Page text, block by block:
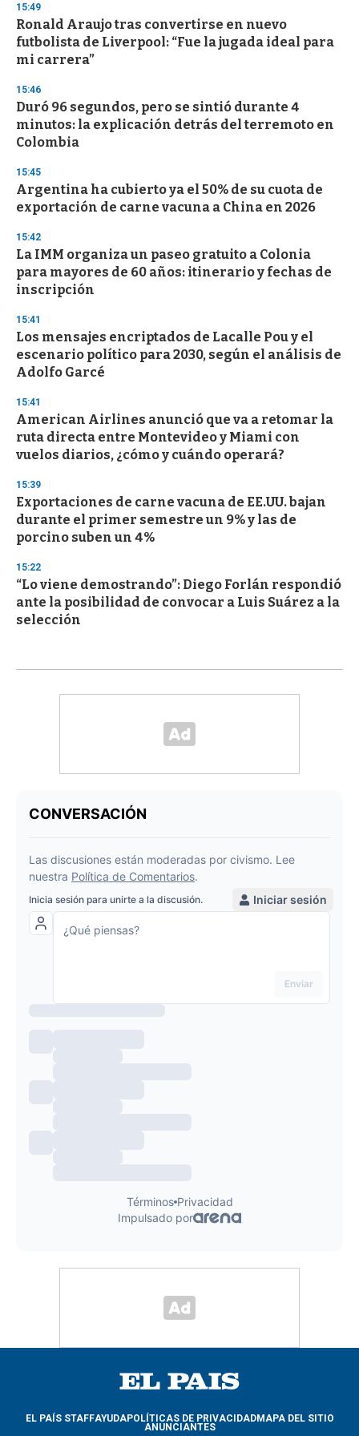
d
s
o
f
3
s
e
c
o
n
15:49
Ronald Araujo tras convertirse en nuevo
futbolista de Liverpool: “Fue la jugada ideal para
mi carrera”
15:46
Duró 96 segundos, pero se sintió durante 4
minutos: la explicación detrás del terremoto en
Colombia
15:45
Argentina ha cubierto ya el 50% de su cuota de
exportación de carne vacuna a China en 2026
15:42
La IMM organiza un paseo gratuito a Colonia
para mayores de 60 años: itinerario y fechas de
inscripción
15:41
Los mensajes encriptados de Lacalle Pou y el
escenario político para 2030, según el análisis de
Adolfo Garcé
15:41
American Airlines anunció que va a retomar la
ruta directa entre Montevideo y Miami con
vuelos diarios, ¿cómo y cuándo operará?
15:39
Exportaciones de carne vacuna de EE.UU. bajan
durante el primer semestre un 9% y las de
porcino suben un 4%
15:22
“Lo viene demostrando”: Diego Forlán respondió
ante la posibilidad de convocar a Luis Suárez a la
selección
EL PAÍS STAFFAYUDAPOLÍTICAS DE PRIVACIDADMAPA DEL SITIO
ANUNCIANTES